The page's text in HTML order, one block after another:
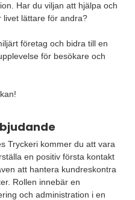
Har du viljan att hjälpa och
livet lättare för andra?
företag och bidra till en
för besökare och
Tryckeri kommer du att vara
en positiv första kontakt
att hantera kundreskontra
Rollen innebär en
och administration i en